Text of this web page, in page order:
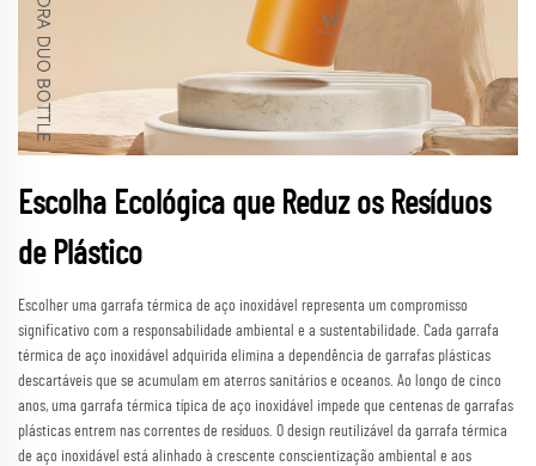
Escolha Ecológica que Reduz os Resíduos
de Plástico
Escolher uma garrafa térmica de aço inoxidável representa um compromisso
significativo com a responsabilidade ambiental e a sustentabilidade. Cada garrafa
térmica de aço inoxidável adquirida elimina a dependência de garrafas plásticas
descartáveis que se acumulam em aterros sanitários e oceanos. Ao longo de cinco
anos, uma garrafa térmica típica de aço inoxidável impede que centenas de garrafas
plásticas entrem nas correntes de resíduos. O design reutilizável da garrafa térmica
de aço inoxidável está alinhado à crescente conscientização ambiental e aos